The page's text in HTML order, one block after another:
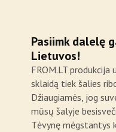
Pasiimk dalelę
Lietuvos!
FROM.LT
sklaidą tiek šalies
Džiaugiamės, jog
mūsų šalyje
Tėvynę mėgstantys